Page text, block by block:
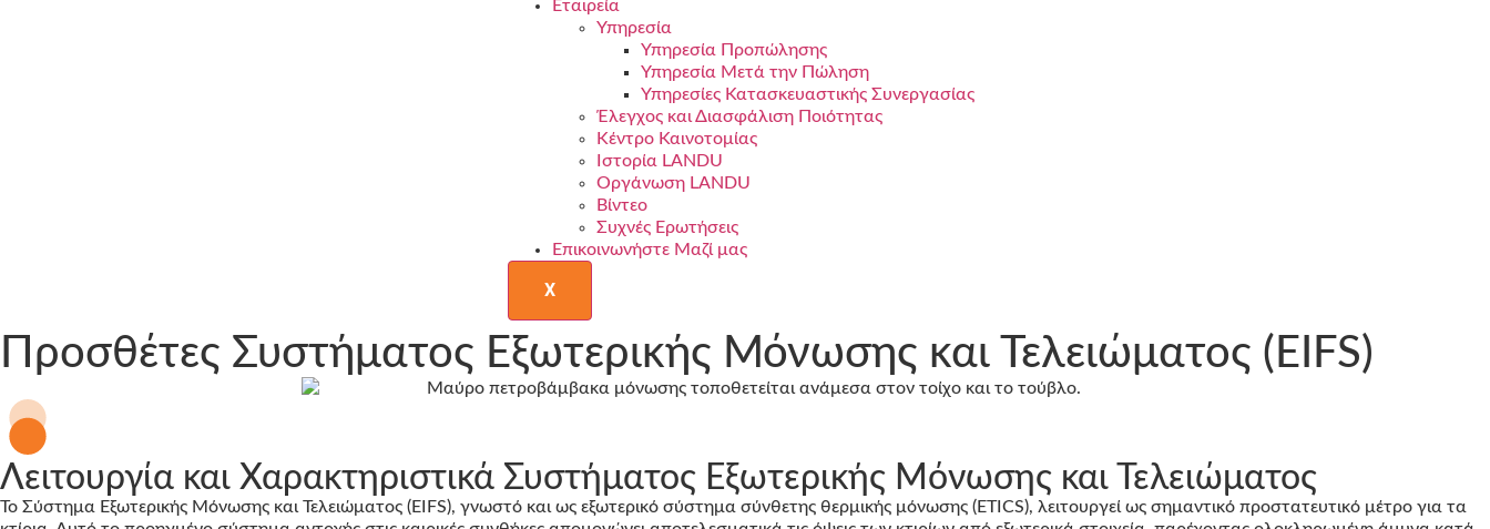
Εταιρεία
Υπηρεσία
Υπηρεσία Προπώλησης
Υπηρεσία Μετά την Πώληση
Υπηρεσίες Κατασκευαστικής Συνεργασίας
Έλεγχος και Διασφάλιση Ποιότητας
Κέντρο Καινοτομίας
Ιστορία LANDU
Οργάνωση LANDU
Βίντεο
Συχνές Ερωτήσεις
Επικοινωνήστε Μαζί μας
X
Προσθέτες Συστήματος Εξωτερικής Μόνωσης και Τελειώματος (EIFS)
Λειτουργία και Χαρακτηριστικά Συστήματος Εξωτερικής Μόνωσης και Τελειώματος
Το Σύστημα Εξωτερικής Μόνωσης και Τελειώματος (EIFS), γνωστό και ως εξωτερικό σύστημα σύνθετης θερμικής μόνωσης (ETICS), λειτουργεί ως σημαντικό προστατευτικό μέτρο για τα